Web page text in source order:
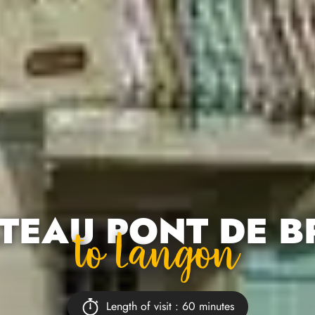
PONT DE
To Langon
Length of visit : 60 minutes